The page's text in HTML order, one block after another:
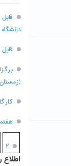
(زمستان ۱۴۰۳ – استاد بهرامي)
۲
اطلاع